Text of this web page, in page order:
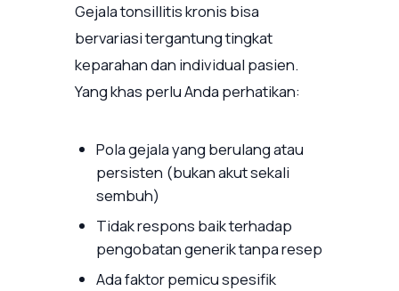
Gejala tonsillitis kronis bisa
bervariasi tergantung tingkat
keparahan dan individual pasien.
Yang khas perlu Anda perhatikan:
Pola gejala yang berulang atau
persisten (bukan akut sekali
sembuh)
Tidak respons baik terhadap
pengobatan generik tanpa resep
Ada faktor pemicu spesifik